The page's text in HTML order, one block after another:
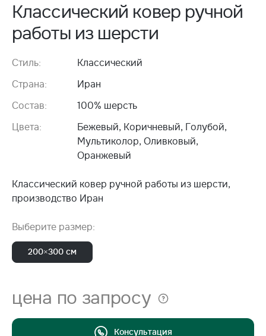
Классический ковер ручной
работы из шерсти
Стиль:
Классический
Страна:
Иран
Состав:
100% шерсть
Цвета:
Бежевый, Коричневый, Голубой,
Мультиколор, Оливковый,
Оранжевый
Классический ковер ручной работы из шерсти,
производство Иран
Выберите размер:
200×300 см
цена по запросу
Консультация